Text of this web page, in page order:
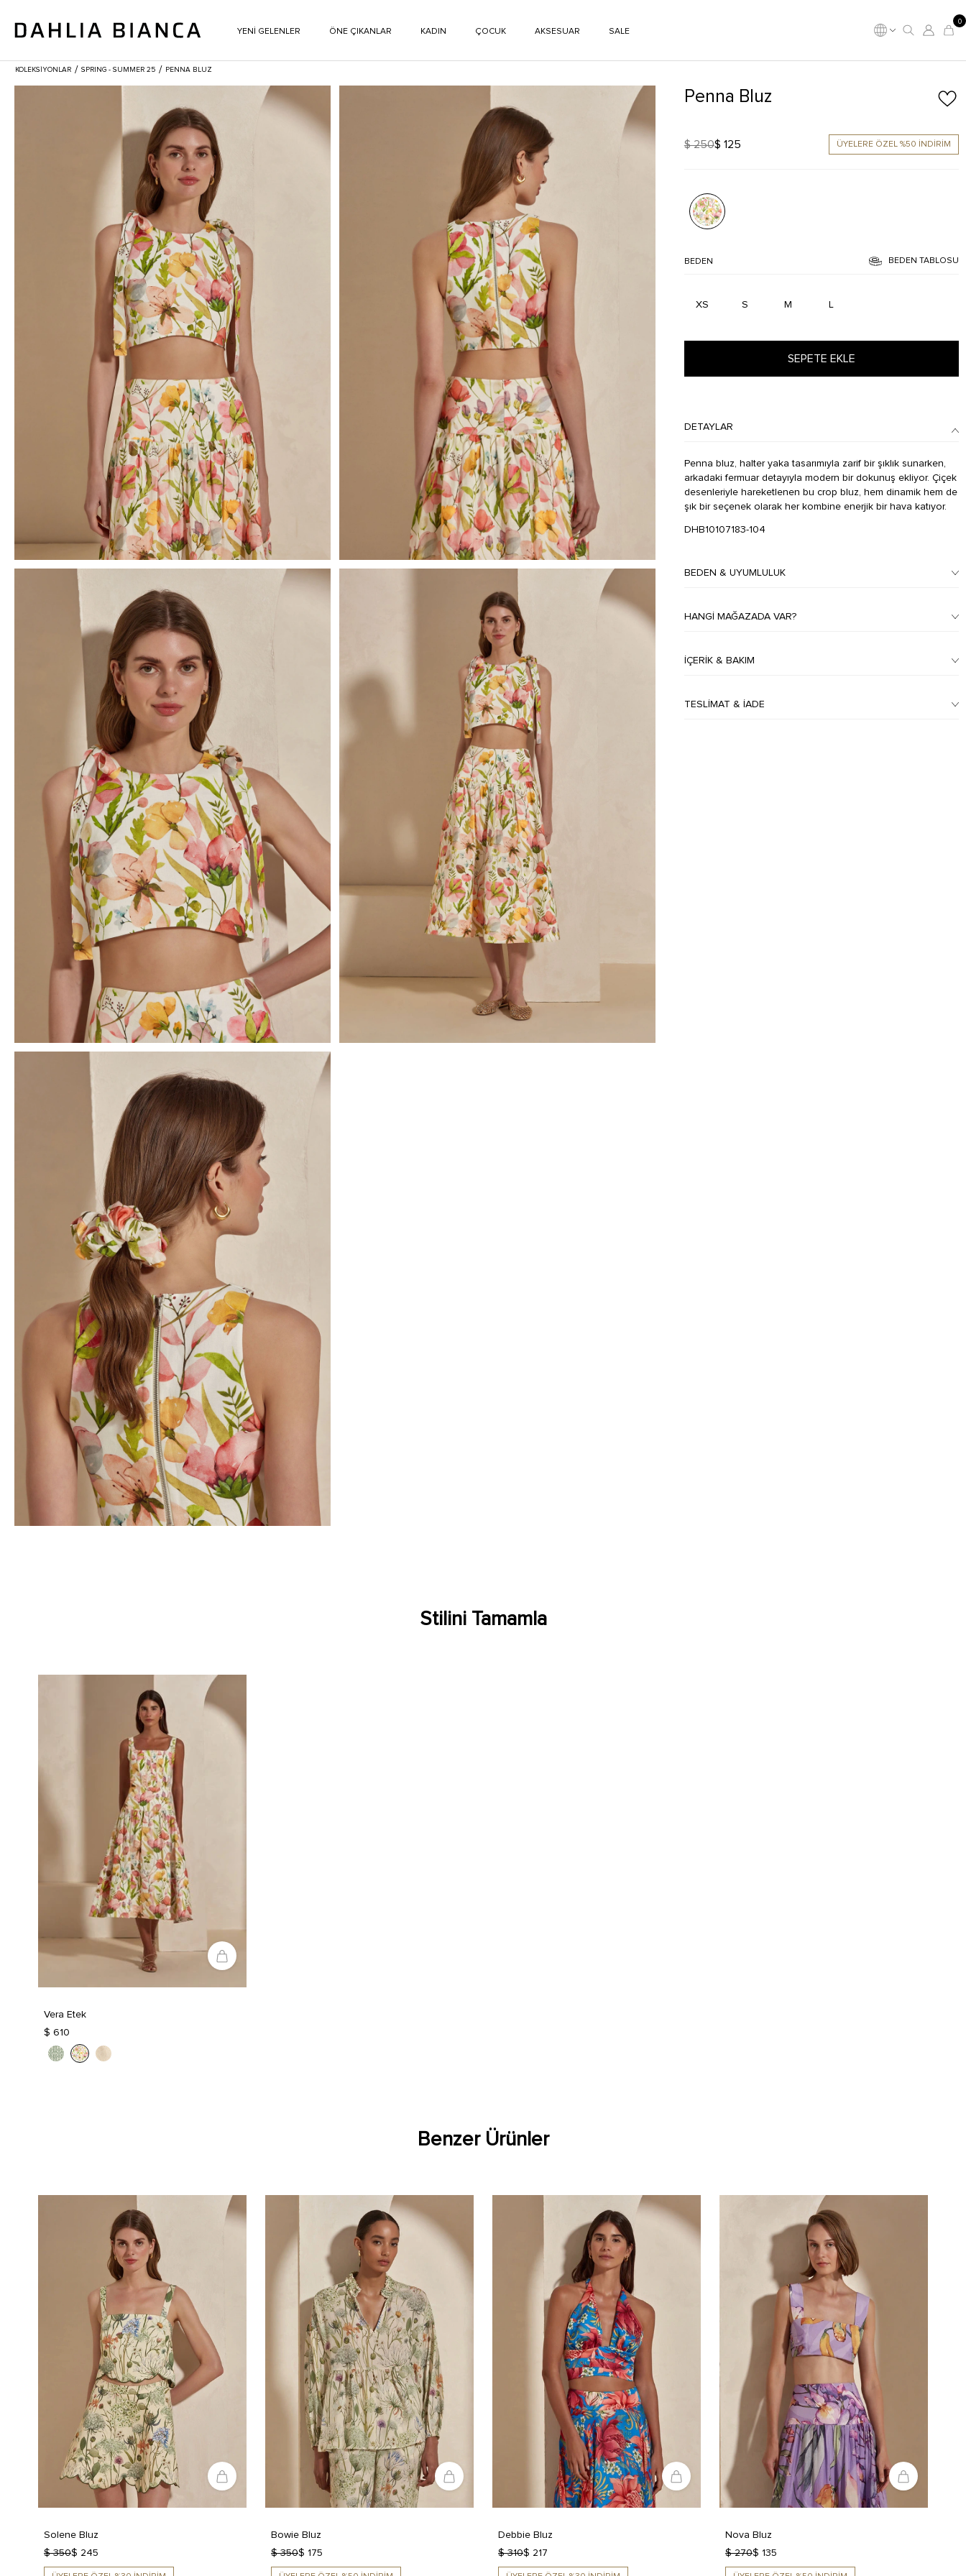
YENİ GELENLER ÖNE ÇIKANLAR KADIN ÇOCUK AKSESUAR SALE
0
KOLEKSİYONLAR / SPRING - SUMMER 25 / PENNA BLUZ
Penna Bluz
$ 250$ 125 ÜYELERE ÖZEL %50 İNDİRİM
BEDEN BEDEN TABLOSU
XS S M L
SEPETE EKLE
DETAYLAR
Penna bluz, halter yaka tasarımıyla zarif bir şıklık sunarken,
arkadaki fermuar detayıyla modern bir dokunuş ekliyor. Çiçek
desenleriyle hareketlenen bu crop bluz, hem dinamik hem de
şık bir seçenek olarak her kombine enerjik bir hava katıyor.
DHB10107183-104
BEDEN & UYUMLULUK
HANGI MAĞAZADA VAR?
İÇERIK & BAKIM
TESLIMAT & İADE
Stilini Tamamla
Vera Etek
$ 610
Benzer Ürünler
Solene Bluz
$ 350$ 245
Bowie Bluz
$ 350$ 175
Debbie Bluz
$ 310$ 217
Nova Bluz
$ 270$ 135